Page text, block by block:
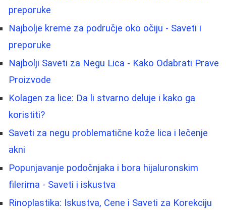
preporuke
Najbolje kreme za područje oko očiju - Saveti i
preporuke
Najbolji Saveti za Negu Lica - Kako Odabrati Prave
Proizvode
Kolagen za lice: Da li stvarno deluje i kako ga
koristiti?
Saveti za negu problematične kože lica i lečenje
akni
Popunjavanje podočnjaka i bora hijaluronskim
filerima - Saveti i iskustva
Rinoplastika: Iskustva, Cene i Saveti za Korekciju